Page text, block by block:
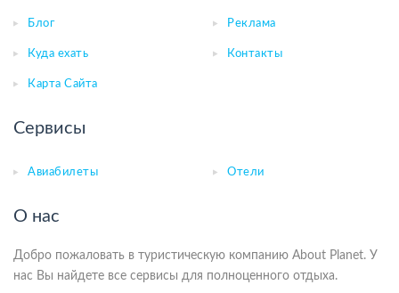
Блог Реклама
Куда ехать Контакты
Карта Сайта
Сервисы
Авиабилеты Отели
О нас
Добро пожаловать в туристическую компанию About Planet. У
нас Вы найдете все сервисы для полноценного отдыха.